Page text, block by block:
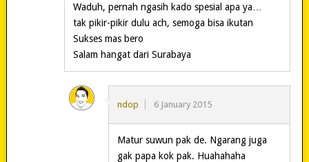
Waduh, pernah ngasih kado spesial apa ya…
tak pikir-pikir dulu ach, semoga bisa ikutan
Sukses mas bero
Salam hangat dari Surabaya
ndop 6 January 2015
Matur suwun pak de. Ngarang juga
gak papa kok pak. Huahahaha